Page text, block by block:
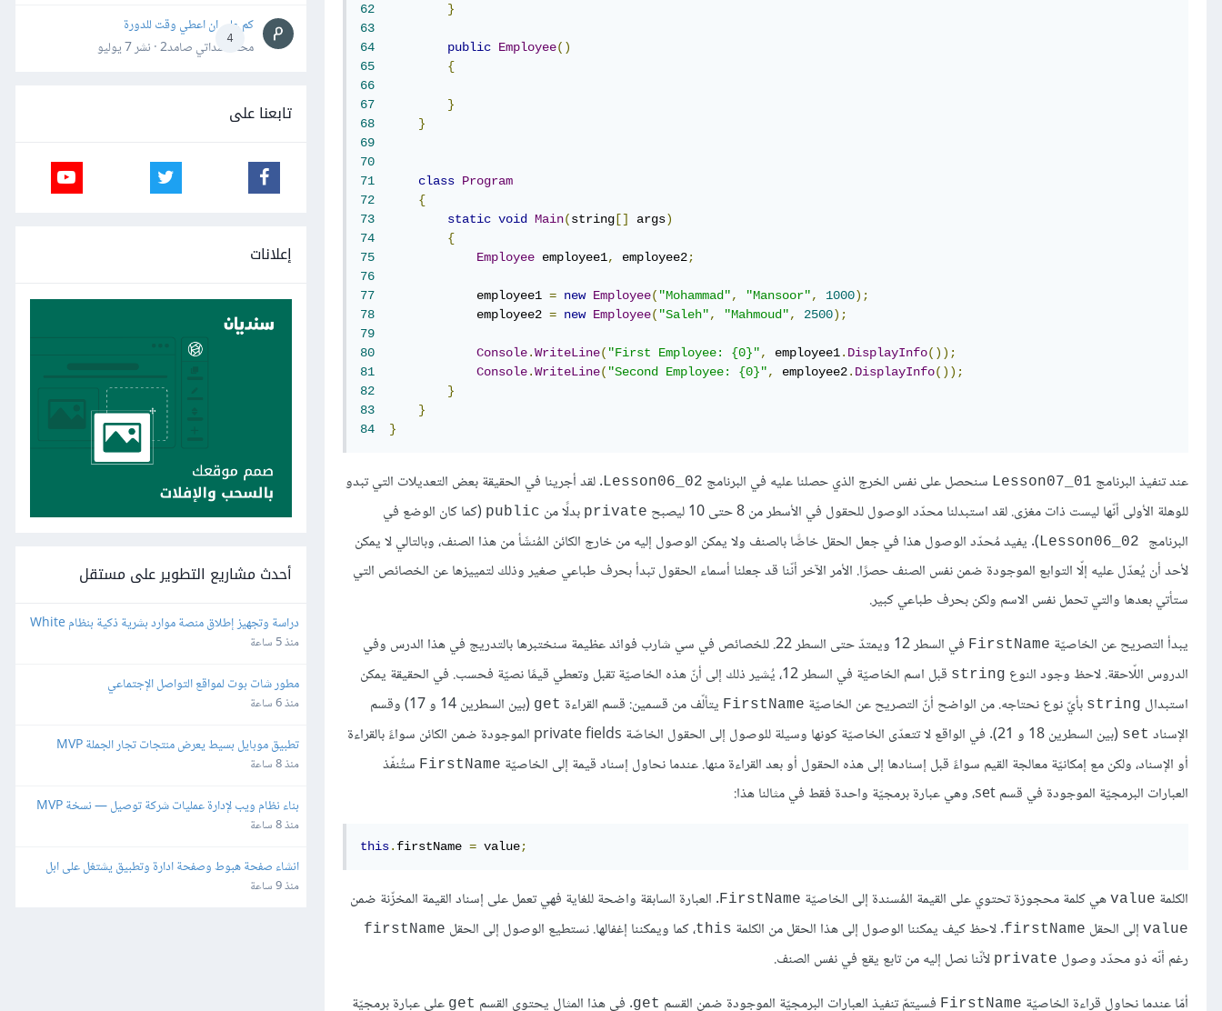
62
}
63
64
public Employee()
65
{
66
67
}
68
}
69
70
71
class Program
72
{
73
static void Main(string [] args)
74
{
75
Employee employee1, employee2;
76
77
              employee1
= new Employee( "Mohammad", "Mansoor", 1000);
78
              employee2
= new Employee( "Saleh", "Mahmoud", 2500);
79
80
Console.WriteLine( "First Employee: {0}", employee1. DisplayInfo());
81
Console.WriteLine( "Second Employee: {0}", employee2. DisplayInfo());
82
}
83
}
84
}
عند تنفيذ البرنامج Lesson07_01 سنحصل على نفس الخرج الذي حصلنا عليه في البرنامج Lesson06_02. لقد أجرينا في الحقيقة بعض التعديلات التي تبدو
للوهلة الأولى أنّها ليست ذات مغزى. لقد استبدلنا محدّد الوصول للحقول في الأسطر من 8 حتى 10 ليصبح
private بدلًا من public (كما كان الوضع في
البرنامج
). يفيد مُحدّد الوصول هذا في جعل الحقل خاصًّا بالصنف ولا يمكن الوصول إليه من خارج الكائن المُنشَأ من هذا الصنف، وبالتالي لا يمكن
لأحد أن يُعدّل عليه إلّا التوابع الموجودة ضمن نفس الصنف حصرًا. الأمر الآخر أنّنا قد جعلنا أسماء الحقول تبدأ بحرف طباعي صغير وذلك لتمييزها عن الخصائص التي
ستأتي بعدها والتي تحمل نفس الاسم ولكن بحرف طباعي كبير.
يبدأ التصريح عن الخاصيّة FirstName
في السطر 12 ويمتدّ حتى السطر 22. للخصائص في سي شارب فوائد عظيمة سنختبرها بالتدريج في هذا الدرس وفي
الدروس اللّاحقة. لاحظ وجود النوع string
قبل اسم الخاصيّة في السطر 12، يُشير ذلك إلى أنّ هذه الخاصيّة تقبل وتعطي قيمًا نصيّة فحسب. في الحقيقة يمكن
استبدال string بأيّ نوع نحتاجه. من الواضح أنّ التصريح عن الخاصيّة FirstName يتألّف من قسمين: قسم القراءة get
(بين السطرين 14 و 17) وقسم
الإسناد set
(بين السطرين 18 و 21). في الواقع لا تتعدّى الخاصيّة كونها وسيلة للوصول إلى الحقول الخاصّة private fields الموجودة ضمن الكائن سواءً بالقراءة
أو الإسناد، ولكن مع إمكانيّة معالجة القيم سواءً قبل إسنادها إلى هذه الحقول أو بعد القراءة منها. عندما نحاول إسناد قيمة إلى الخاصيّة FirstName ستُنفّذ
العبارات البرمجيّة الموجودة في قسم set، وهي عبارة برمجيّة واحدة فقط في مثالنا هذا:
this. firstName = value;
الكلمة value هي كلمة محجوزة تحتوي على القيمة المُسندة إلى الخاصيّة FirstName. العبارة السابقة واضحة للغاية فهي تعمل على إسناد القيمة المخزّنة ضمن
value إلى الحقل firstName. لاحظ كيف يمكننا الوصول إلى هذا الحقل من الكلمة this، كما ويمكننا إغفالها. نستطيع الوصول إلى الحقل firstName
رغم أنّه ذو محدّد وصول private لأنّنا نصل إليه من تابع يقع في نفس الصنف.
أمّا عندما نحاول قراءة الخاصيّة FirstName فسيتمّ تنفيذ العبارات البرمجيّة الموجودة ضمن القسم get. في هذا المثال يحتوي القسم get على عبارة برمجيّة
4
كم علي ان اعطي وقت للدورة
محمد سداتي صامد2 · نشر
7 يوليو
تابعنا على
إعلانات
أحدث مشاريع التطوير على مستقل
Label وإعادة البيع
منذ 5 ساعة
مطور شات بوت لمواقع التواصل الإجتماعي
منذ 6 ساعة
تطبيق موبايل بسيط يعرض منتجات تجار الجملة MVP
منذ 8 ساعة
بناء نظام ويب لإدارة عمليات شركة توصيل — نسخة MVP
منذ 8 ساعة
واندرويد
منذ 9 ساعة